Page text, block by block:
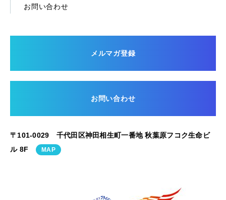
お問い合わせ
メルマガ登録
お問い合わせ
〒101-0029 千代田区神田相生町一番地 秋葉原フコク生命ビ
ル 8F
MAP